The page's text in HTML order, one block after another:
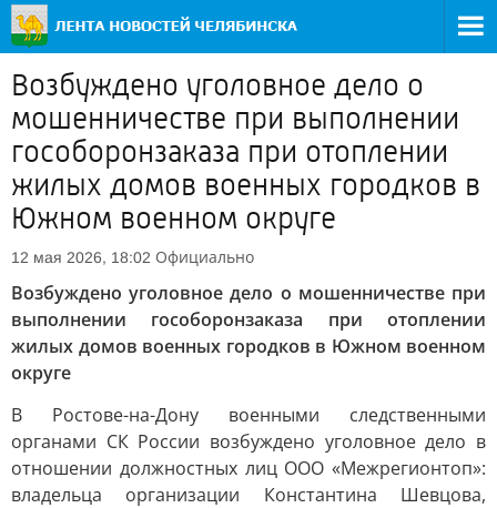
Возбуждено уголовное дело о
мошенничестве при выполнении
гособоронзаказа при отоплении
жилых домов военных городков в
Южном военном округе
12 мая 2026, 18:02 Официально
Возбуждено уголовное дело о мошенничестве при
выполнении гособоронзаказа при отоплении
жилых домов военных городков в Южном военном
округе
В Ростове-на-Дону военными следственными
органами СК России возбуждено уголовное дело в
отношении должностных лиц ООО «Межрегионтоп»:
владельца организации Константина Шевцова,